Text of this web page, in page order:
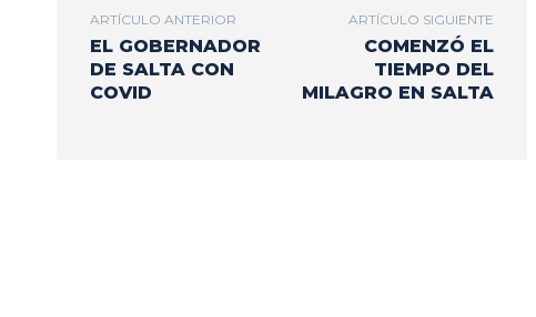
ARTÍCULO ANTERIOR
EL GOBERNADOR
DE SALTA CON
COVID
ARTÍCULO SIGUIENTE
COMENZÓ EL
TIEMPO DEL
MILAGRO EN SALTA